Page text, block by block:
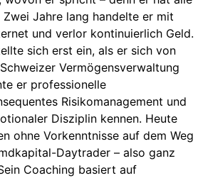
Jahre lang handelte er mit
und verlor kontinuierlich Geld.
sich erst ein, als er sich von
Vermögensverwaltung
er professionelle
Risikomanagement und
Disziplin kennen. Heute
ohne Vorkenntnisse auf dem Weg
Daytrader – also ganz
Coaching basiert auf